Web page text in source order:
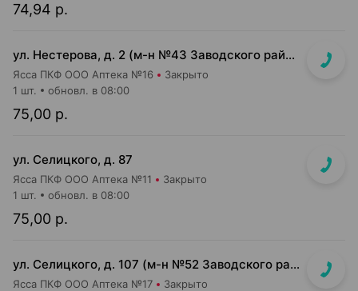
74,94 р.
ул. Нестерова, д. 2 (м-н №43 Заводского райпищеторга)
Ясса ПКФ ООО Аптека №16 Закрыто
75,00 р.
1 шт. обновл. в 08:00
ул. Селицкого, д. 87
Ясса ПКФ ООО Аптека №11 Закрыто
75,00 р.
1 шт. обновл. в 08:00
ул. Селицкого, д. 107 (м-н №52 Заводского райпищеторга)
Ясса ПКФ ООО Аптека №17 Закрыто